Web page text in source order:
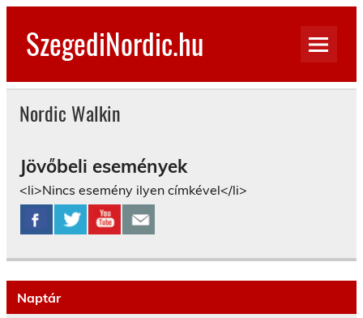
Skip
contentSzegediNordic.hu
Nordic Walkin
Jövőbeli események
<li>Nincs esemény ilyen címkével</li>
Naptár